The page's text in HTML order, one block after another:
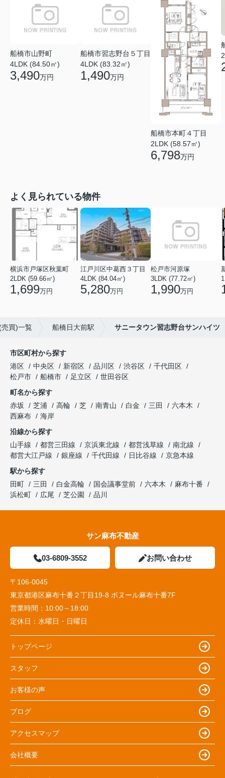
船橋市山野町
4LDK (84.50㎡)
3,490万円
船橋市習志野台５丁目
4LDK (83.32㎡)
1,490万円
船橋市本町４丁目
2LDK (58.57㎡)
6,798万円
よく見られている物件
横浜市戸塚区秋葉町
2LDK (59.66㎡)
1,699万円
江戸川区中葛西３丁目
4LDK (84.04㎡)
5,280万円
松戸市河原塚
3LDK (77.72㎡)
1,990万円
買)一覧 船橋日大前駅 サニータウン習志野台サンハイツ
市区町村から探す
港区
中央区 新宿区 品川区 渋谷区
千代田区
松戸市
船橋市 足立区
世田谷区
町名から探す
赤坂
芝浦 高輪 芝 南青山 白金 三田
六本木
西麻布
海岸
沿線から探す
山手線
都営三田線 京浜東北線 都営浅草線
南北線
都営大江戸線
銀座線 千代田線 日比谷線
京急本線
駅から探す
田町
三田 白金高輪 国会議事堂前 六本木
麻布十番
浜松町
広尾 芝公園 品川
サン麻布不動産
03-6809-3552 お問い合わせ
〒106-0045
東京都港区麻布十番２丁目19-8 ボヌール麻布十番7F
営業時間： 10:00～18:00
定休日： 水曜日・日曜日
トップページ
スタッフ
お客様の声
ブログ
アクセスマップ
会社概要